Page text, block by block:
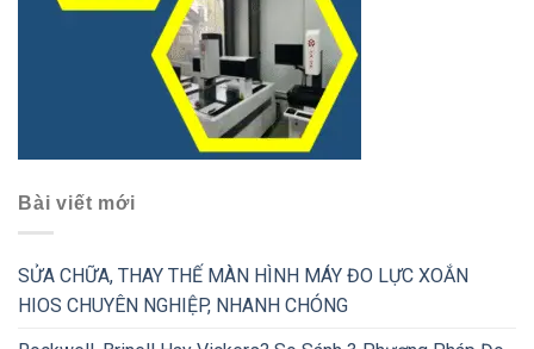
Bài viết mới
SỬA CHỮA, THAY THẾ MÀN HÌNH MÁY ĐO LỰC XOẮN
HIOS CHUYÊN NGHIỆP, NHANH CHÓNG